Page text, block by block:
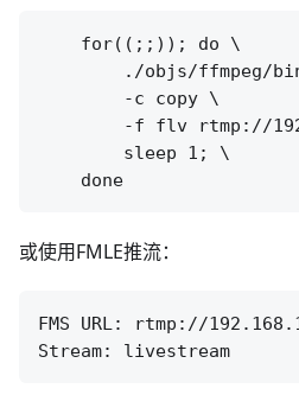
    for((;;)); do \
./objs/ffmpeg/
        -c copy \
-f flv rtmp://
        sleep 1; \
或使用FMLE推流：
FMS URL: rtmp://